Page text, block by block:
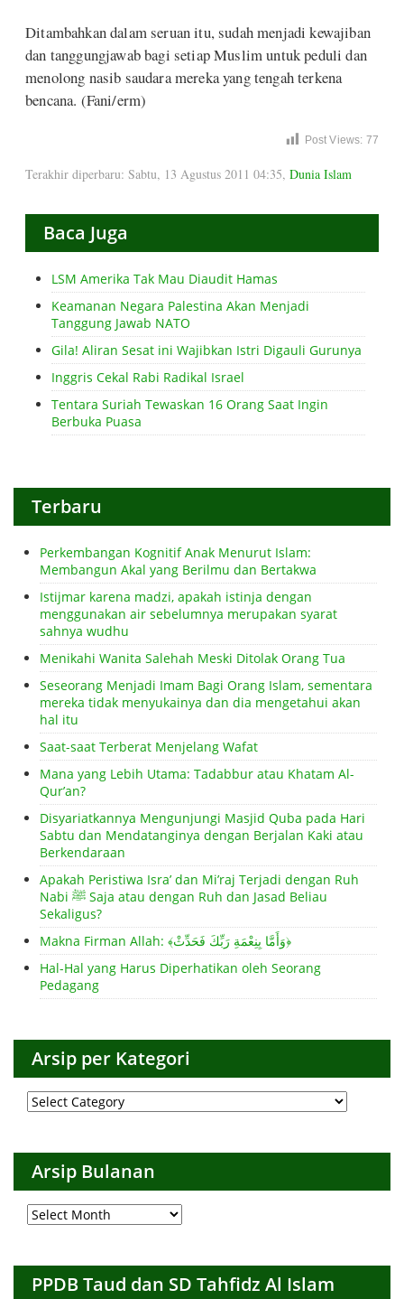
Ditambahkan dalam seruan itu, sudah menjadi kewajiban
dan tanggungjawab bagi setiap Muslim untuk peduli dan
menolong nasib saudara mereka yang tengah terkena
bencana. (Fani/erm)
Post Views: 77
Terakhir diperbaru: Sabtu, 13 Agustus 2011 04:35, Dunia Islam
Baca Juga
LSM Amerika Tak Mau Diaudit Hamas
Keamanan Negara Palestina Akan Menjadi
Tanggung Jawab NATO
Gila! Aliran Sesat ini Wajibkan Istri Digauli Gurunya
Inggris Cekal Rabi Radikal Israel
Tentara Suriah Tewaskan 16 Orang Saat Ingin
Berbuka Puasa
Terbaru
Perkembangan Kognitif Anak Menurut Islam:
Membangun Akal yang Berilmu dan Bertakwa
Istijmar karena madzi, apakah istinja dengan
menggunakan air sebelumnya merupakan syarat
sahnya wudhu
Menikahi Wanita Salehah Meski Ditolak Orang Tua
Seseorang Menjadi Imam Bagi Orang Islam, sementara
mereka tidak menyukainya dan dia mengetahui akan
hal itu
Saat-saat Terberat Menjelang Wafat
Mana yang Lebih Utama: Tadabbur atau Khatam Al-
Qur’an?
Disyariatkannya Mengunjungi Masjid Quba pada Hari
Sabtu dan Mendatanginya dengan Berjalan Kaki atau
Berkendaraan
Apakah Peristiwa Isra’ dan Mi’raj Terjadi dengan Ruh
Nabi ﷺ Saja atau dengan Ruh dan Jasad Beliau
Sekaligus?
Makna Firman Allah: ﴾وَأَمَّا بِنِعْمَةِ رَبِّكَ فَحَدِّثْ﴿
Hal-Hal yang Harus Diperhatikan oleh Seorang
Pedagang
Arsip per Kategori
Arsip
per
Arsip Bulanan
Arsip
Bulanan
PPDB Taud dan SD Tahfidz Al Islam